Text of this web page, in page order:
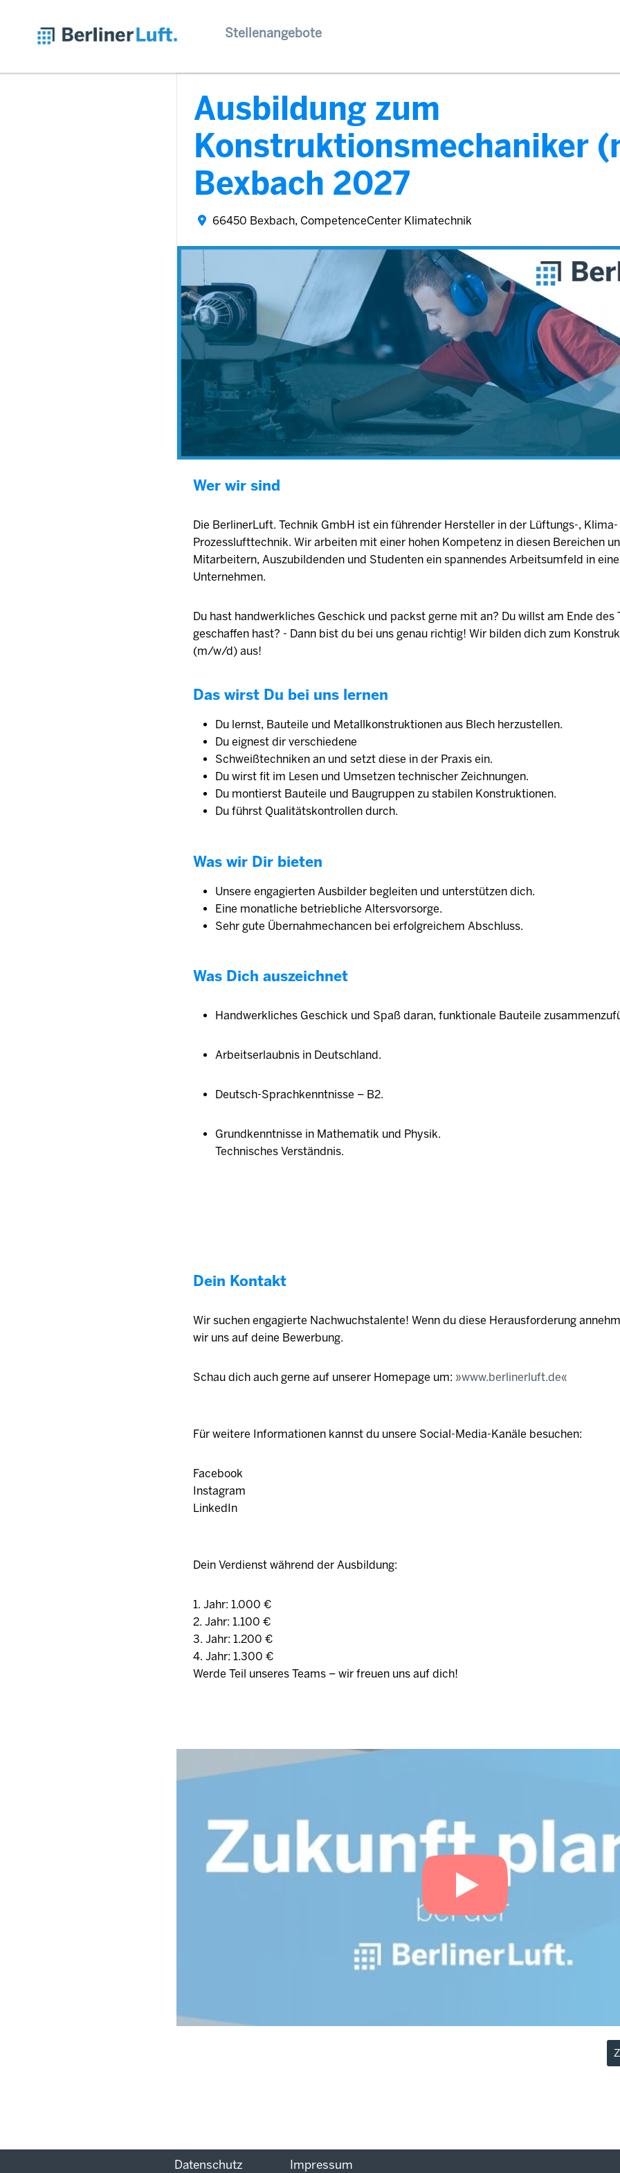
Stellenangebote
Ausbildung zum
Konstruktionsmechaniker
Bexbach 2027
66450 Bexbach, CompetenceCenter Klimatechnik
Wer wir sind
Die BerlinerLuft. Technik GmbH ist ein führender Hersteller in der Lüftungs-, Klima-
Prozesslufttechnik. Wir arbeiten mit einer hohen Kompetenz in diesen Bereichen
Mitarbeitern, Auszubildenden und Studenten ein spannendes Arbeitsumfeld in
Unternehmen.
Du hast handwerkliches Geschick und packst gerne mit an? Du willst am Ende des
geschaffen hast? - Dann bist du bei uns genau richtig! Wir bilden dich zum
(m/w/d) aus!
Das wirst Du bei uns lernen
Du lernst, Bauteile und Metallkonstruktionen aus Blech herzustellen.
Du eignest dir verschiedene
Schweißtechniken an und setzt diese in der Praxis ein.
Du wirst fit im Lesen und Umsetzen technischer Zeichnungen.
Du montierst Bauteile und Baugruppen zu stabilen Konstruktionen.
Du führst Qualitätskontrollen durch.
Was wir Dir bieten
Unsere engagierten Ausbilder begleiten und unterstützen dich.
Eine monatliche betriebliche Altersvorsorge.
Sehr gute Übernahmechancen bei erfolgreichem Abschluss.
Was Dich auszeichnet
Handwerkliches Geschick und Spaß daran, funktionale Bauteile
Arbeitserlaubnis in Deutschland.
Deutsch-Sprachkenntnisse – B2.
Grundkenntnisse in Mathematik und Physik.
Technisches Verständnis.
Dein Kontakt
Wir suchen engagierte Nachwuchstalente! Wenn du diese Herausforderung
wir uns auf deine Bewerbung.
Schau dich auch gerne auf unserer Homepage um: www.berlinerluft.de
Für weitere Informationen kannst du unsere Social-Media-Kanäle besuchen:
Facebook
Instagram
LinkedIn
Dein Verdienst während der Ausbildung:
1. Jahr: 1.000 €
2. Jahr: 1.100 €
3. Jahr: 1.200 €
4. Jahr: 1.300 €
Werde Teil unseres Teams – wir freuen uns auf dich!
Datenschutz Impressum